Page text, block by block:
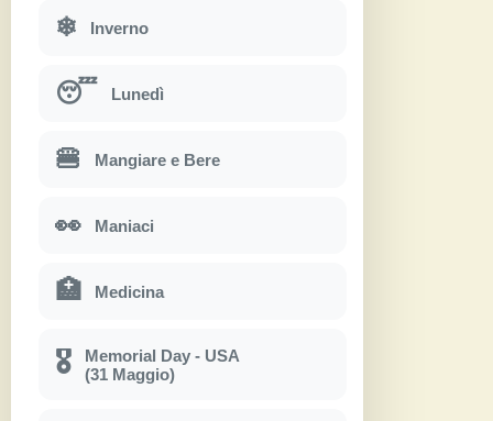
❄ Inverno
😴 Lunedì
🍔 Mangiare e Bere
👀 Maniaci
🏥 Medicina
🎖
Memorial Day - USA
(31 Maggio)